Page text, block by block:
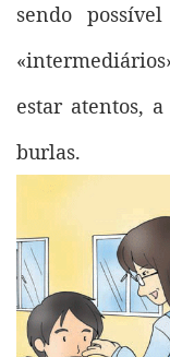
sendo
estar atentos,
burlas.